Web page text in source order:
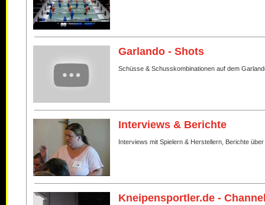
Garlando - Shots
Schüsse & Schusskombinationen auf dem
Interviews & Berichte
Interviews mit Spielern & Herstellern, Berichte
Kneipensportler.de -